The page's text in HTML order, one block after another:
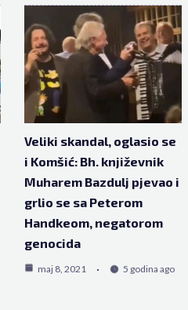
Veliki skandal, oglasio se
i Komšić: Bh. književnik
Muharem Bazdulj pjevao i
grlio se sa Peterom
Handkeom, negatorom
genocida
maj 8, 2021 5 godina ago